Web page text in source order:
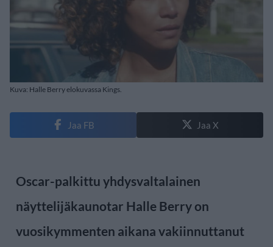
Kuva: Halle Berry elokuvassa Kings.
Jaa FB Jaa X
Oscar-palkittu yhdysvaltalainen
näyttelijäkaunotar Halle Berry on
vuosikymmenten aikana vakiinnuttanut